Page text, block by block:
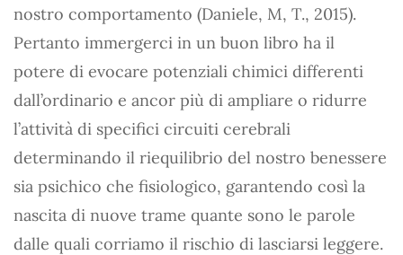
nostro comportamento (Daniele, M, T., 2015).
Pertanto immergerci in un buon libro ha il
potere di evocare potenziali chimici differenti
dall’ordinario e ancor più di ampliare o ridurre
l’attività di specifici circuiti cerebrali
determinando il riequilibrio del nostro benessere
sia psichico che fisiologico, garantendo così la
nascita di nuove trame quante sono le parole
dalle quali corriamo il rischio di lasciarsi leggere.